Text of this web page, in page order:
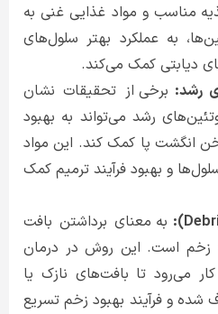
مناسب و مواد غذایی غنی به
به عملکرد بهتر سلول‌های
دیابتی کمک می‌کند.
رشد: برخی از تحقیقات نشان
رشد می‌تواند به بهبود
انگشت پا کمک کند. این مواد
و بهبود فرآیند ترمیم کمک
به معنای برداشتن بافت
زخم است. این روش در درمان
می‌رود تا بافت‌های نازک یا
و فرآیند بهبود زخم تسریع